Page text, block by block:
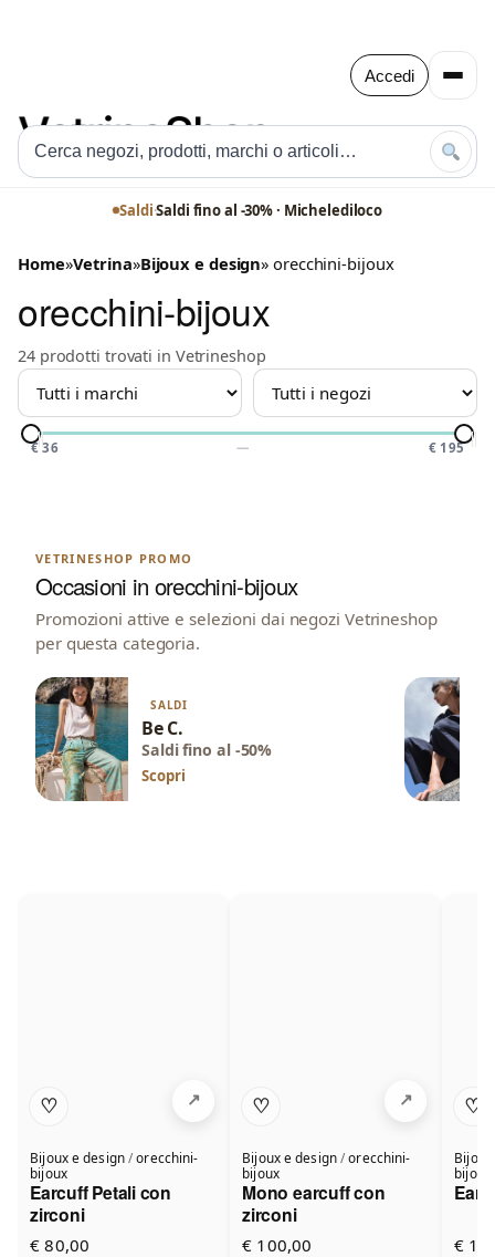
Accedi
Saldi·Saldi fino al -30% · Michelediloco
Home»Vetrina»Bijoux e design» orecchini-bijoux
orecchini-bijoux
24 prodotti trovati in Vetrineshop
MARCHIO NEGOZIO
PREZZO
€ 36 — € 195
VETRINESHOP PROMO
Occasioni in orecchini-bijoux
Promozioni attive e selezioni dai negozi Vetrineshop
per questa categoria.
SALDI
Be C.
Saldi fino al -50%
Scopri
♡
Bijoux e design/orecchini-
bijoux
Earcuff Petali con
zirconi
€ 80,00
♡
Bijoux e design/orecchini-
bijoux
Mono earcuff con
zirconi
€ 100,00
♡
bijoux
€